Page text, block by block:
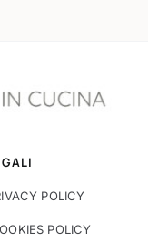
POLICY
POLICY